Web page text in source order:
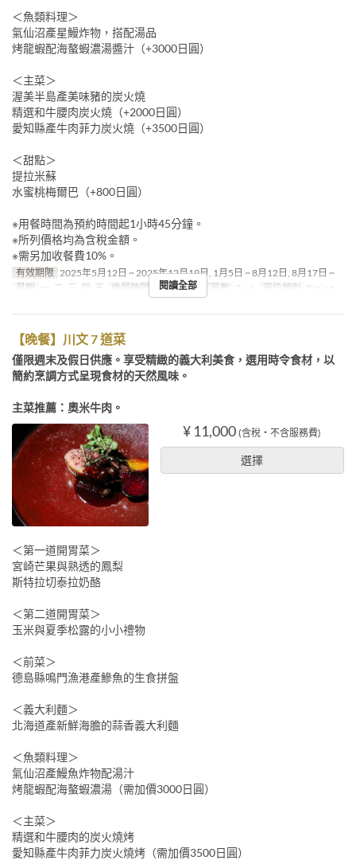
＜魚類料理＞
氣仙沼產星鰻炸物，搭配湯品
烤龍蝦配海螯蝦濃湯醬汁（+3000日圓）
＜主菜＞
渥美半島產美味豬的炭火燒
精選和牛腰肉炭火燒（+2000日圓）
愛知縣產牛肉菲力炭火燒（+3500日圓）
＜甜點＞
提拉米蘇
水蜜桃梅爾巴（+800日圓）
※用餐時間為預約時間起1小時45分鐘。
※所列價格均為含稅金額。
※需另加收餐費10%。
有效期限 2025年5月12日 ~ 2025年12月19日, 1月5日 ~ 8月12日, 8月17日 ~
星期
一, 二, 三, 四, 五 進餐時間 晚餐 最大下單數 2 ~ 6 座位類別 Dining
閱讀全部
【晚餐】川文 7 道菜
僅限週末及假日供應。享受精緻的義大利美食，選用時令食材，以
簡約烹調方式呈現食材的天然風味。
主菜推薦：奧米牛肉。
¥ 11,000 (含稅・不含服務費)
選擇
＜第一道開胃菜＞
宮崎芒果與熟透的鳳梨
斯特拉切泰拉奶酪
＜第二道開胃菜＞
玉米與夏季松露的小小禮物
＜前菜＞
德島縣鳴門漁港產鰺魚的生食拼盤
＜義大利麵＞
北海道產新鮮海膽的蒜香義大利麵
＜魚類料理＞
氣仙沼產鰻魚炸物配湯汁
烤龍蝦配海螯蝦濃湯（需加價3000日圓）
＜主菜＞
精選和牛腰肉的炭火燒烤
愛知縣產牛肉菲力炭火燒烤（需加價3500日圓）